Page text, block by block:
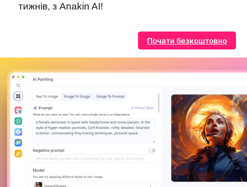
тижнів, з Anakin AI!
Почати безкоштовно